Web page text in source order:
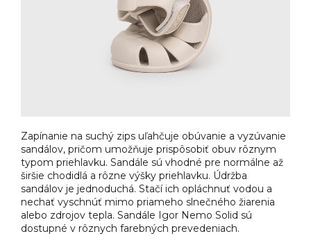
Zapínanie na suchý zips uľahčuje obúvanie a vyzúvanie
sandálov, pričom umožňuje prispôsobiť obuv rôznym
typom priehlavku. Sandále sú vhodné pre normálne až
širšie chodidlá a rôzne výšky priehlavku. Údržba
sandálov je jednoduchá. Stačí ich opláchnuť vodou a
nechať vyschnúť mimo priameho slnečného žiarenia
alebo zdrojov tepla. Sandále Igor Nemo Solid sú
dostupné v rôznych farebných prevedeniach.